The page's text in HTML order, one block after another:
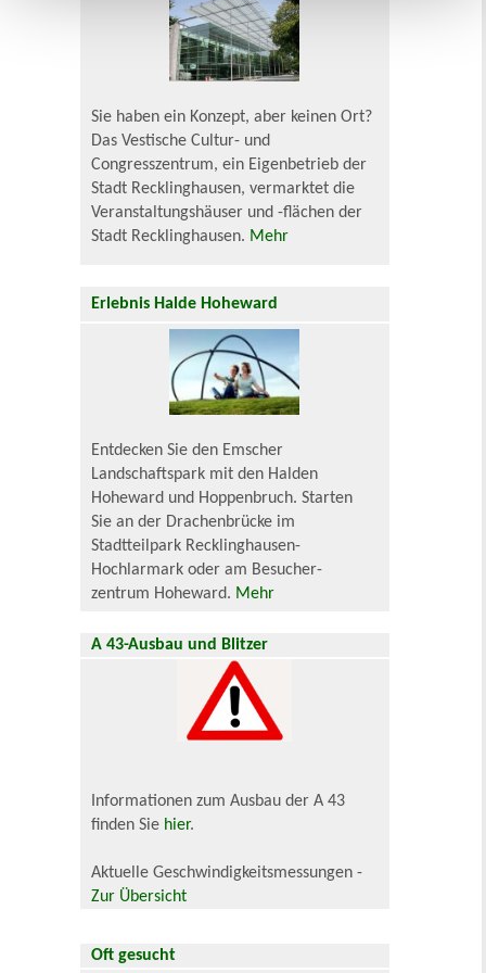
Sie haben ein Konzept, aber keinen Ort?
Das Vestische Cultur- und
Congresszentrum, ein Eigenbetrieb der
Stadt Recklinghausen, vermarktet die
Veranstaltungshäuser und -flächen der
Stadt Recklinghausen. Mehr
Erlebnis Halde Hoheward
Entdecken Sie den Emscher
Landschaftspark mit den Halden
Hoheward und Hoppenbruch. Starten
Sie an der Drachenbrücke im
Stadtteilpark Recklinghausen-
Hochlarmark oder am Besucher-
zentrum Hoheward. Mehr
A 43-Ausbau und Blitzer
Informationen zum Ausbau der A 43
finden Sie hier.
Aktuelle Geschwindigkeitsmessungen -
Zur Übersicht
Oft gesucht